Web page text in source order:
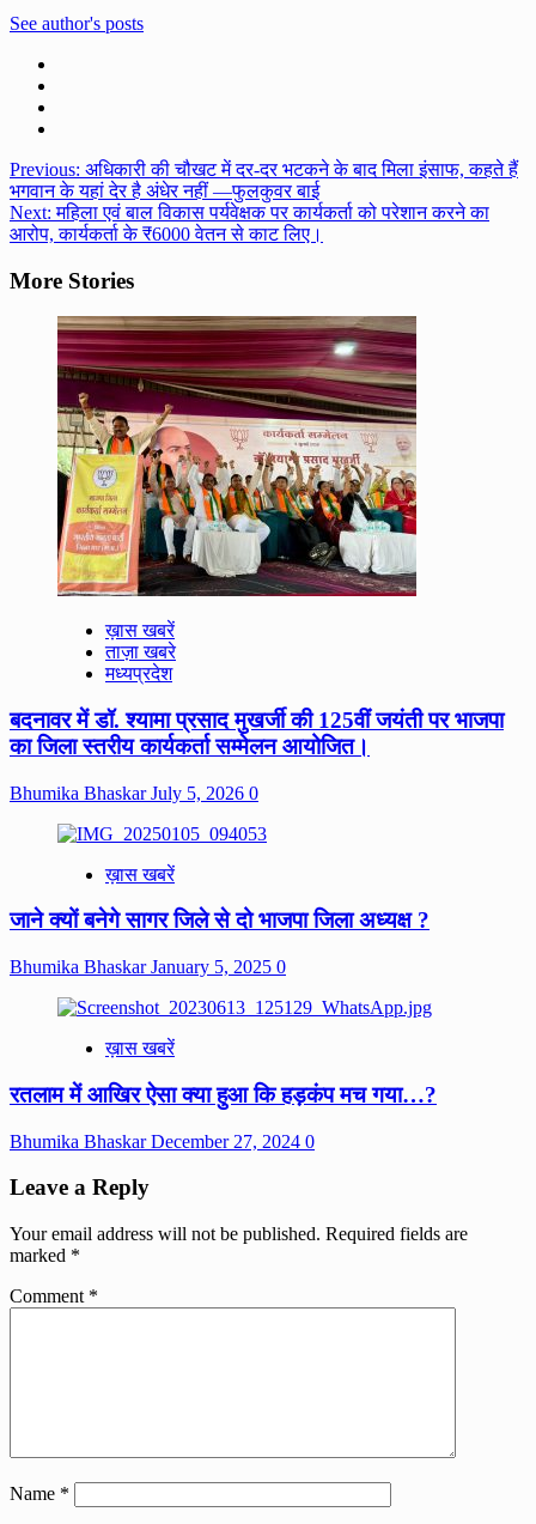
See author's posts
Post
navigation
Previous: अधिकारी की चौखट में दर-दर भटकने के बाद मिला इंसाफ, कहते हैं
भगवान के यहां देर है अंधेर नहीं —फुलकुवर बाई
Next:महिला एवं बाल विकास पर्यवेक्षक पर कार्यकर्ता को परेशान करने का
आरोप, कार्यकर्ता के ₹6000 वेतन से काट लिए।
More Stories
ख़ास खबरें
ताज़ा खबरे
मध्यप्रदेश
बदनावर में डॉ. श्यामा प्रसाद मुखर्जी की 125वीं जयंती पर भाजपा
का जिला स्तरीय कार्यकर्ता सम्मेलन आयोजित।
Bhumika BhaskarJuly 5, 2026 0
ख़ास खबरें
जाने क्यों बनेगे सागर जिले से दो भाजपा जिला अध्यक्ष ?
Bhumika BhaskarJanuary 5, 2025 0
ख़ास खबरें
रतलाम में आखिर ऐसा क्या हुआ कि हड़कंप मच गया…?
Bhumika BhaskarDecember 27, 2024 0
Leave a Reply
Your email address will not be published. Required fields are
marked *
Comment *
Name *